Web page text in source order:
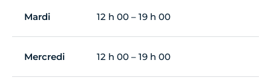
Mardi 12 h 00 – 19 h 00
Mercredi 12 h 00 – 19 h 00